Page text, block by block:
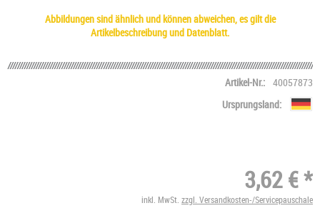
Abbildungen sind ähnlich und können abweichen, es gilt die
Artikelbeschreibung und Datenblatt.
Artikel-Nr.: 40057873
Ursprungsland:
3,62 € *
inkl. MwSt. zzgl. Versandkosten-/Servicepauschale